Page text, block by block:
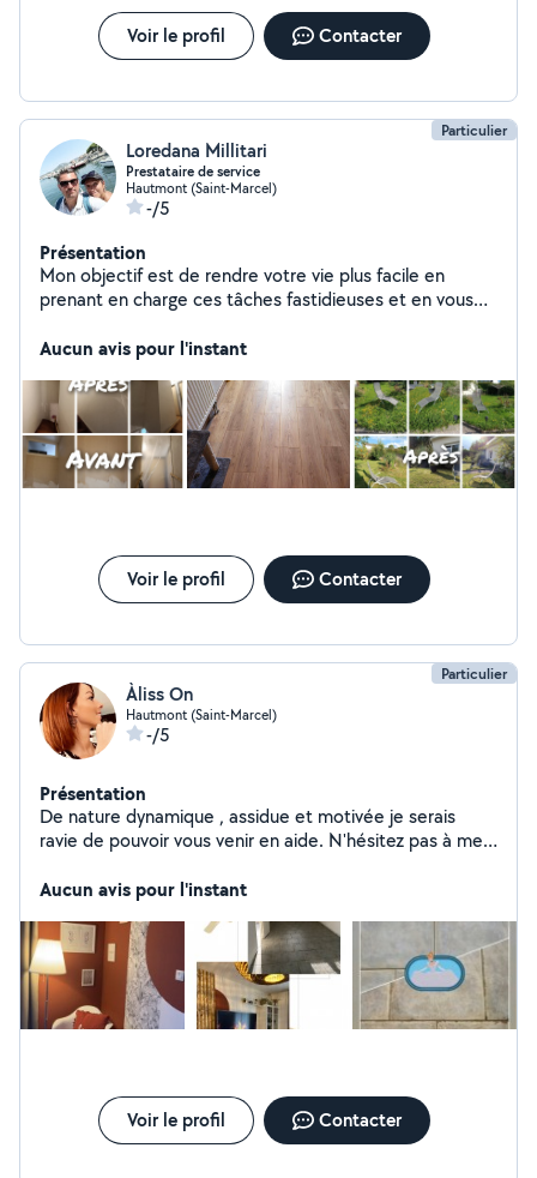
Voir le profil Contacter
Particulier
Loredana Millitari
Prestataire de service
Hautmont (Saint-Marcel)
-/5
Présentation
Mon objectif est de rendre votre vie plus facile en
prenant en charge ces tâches fastidieuses et en vous
vie. Avec des années d'expérience dans l'entretien de
paysagers attrayants, je suis sûr de pouvoir transformer
votre espace extérieur en un havre de paix verdoyant.
De plus, le montage de meubles en kit peut souvent se
transformer en un casse-tête frustrant. Laissez-moi vous
décharger de ce fardeau en assemblant vos meubles de
pour gérer le travail avec efficacité. Mes services
comprennent : - Tonte de pelouse et entretien général
du jardin - Aménagement paysager pour une beauté
avec attention aux détails -Pose de parquet
Aucun avis pour l'instant
Voir le profil Contacter
Particulier
Àliss On
Hautmont (Saint-Marcel)
-/5
Présentation
De nature dynamique , assidue et motivée je serais
ravie de pouvoir vous venir en aide. N'hésitez pas à me
Aucun avis pour l'instant
Voir le profil Contacter